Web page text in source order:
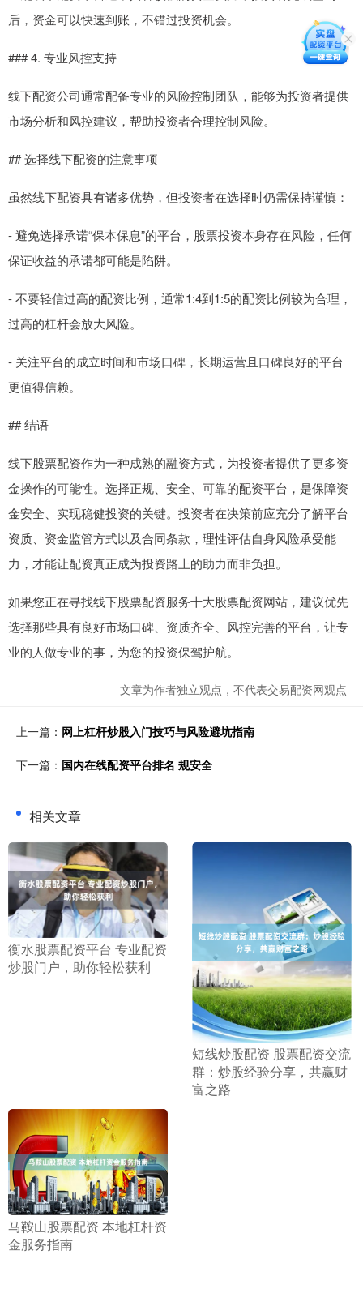
后，资金可以快速到账，不错过投资机会。
### 4. 专业风控支持
线下配资公司通常配备专业的风险控制团队，能够为投资者提供
市场分析和风控建议，帮助投资者合理控制风险。
## 选择线下配资的注意事项
虽然线下配资具有诸多优势，但投资者在选择时仍需保持谨慎：
- 避免选择承诺“保本保息”的平台，股票投资本身存在风险，任何
保证收益的承诺都可能是陷阱。
- 不要轻信过高的配资比例，通常1:4到1:5的配资比例较为合理，
过高的杠杆会放大风险。
- 关注平台的成立时间和市场口碑，长期运营且口碑良好的平台
更值得信赖。
## 结语
线下股票配资作为一种成熟的融资方式，为投资者提供了更多资
金操作的可能性。选择正规、安全、可靠的配资平台，是保障资
金安全、实现稳健投资的关键。投资者在决策前应充分了解平台
资质、资金监管方式以及合同条款，理性评估自身风险承受能
力，才能让配资真正成为投资路上的助力而非负担。
如果您正在寻找线下股票配资服务十大股票配资网站，建议优先
选择那些具有良好市场口碑、资质齐全、风控完善的平台，让专
业的人做专业的事，为您的投资保驾护航。
文章为作者独立观点，不代表交易配资网观点
上一篇： 网上杠杆炒股入门技巧与风险避坑指南
下一篇： 国内在线配资平台排名 规安全
相关文章
​衡水股票配资平台 专业配资
炒股门户，助你轻松获利
​短线炒股配资 股票配资交流
群：炒股经验分享，共赢财
富之路
​马鞍山股票配资 本地杠杆资
金服务指南